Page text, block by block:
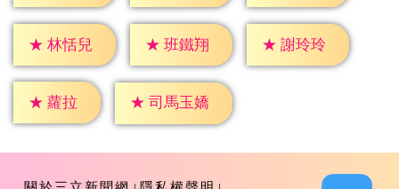
★ 林恬兒 ★ 班鐵翔 ★ 謝玲玲
★ 蘿拉 ★ 司馬玉嬌